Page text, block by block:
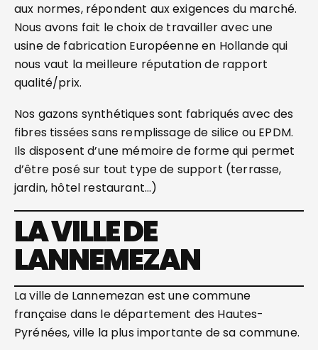
aux normes, répondent aux exigences du marché.
Nous avons fait le choix de travailler avec une
usine de fabrication Européenne en Hollande qui
nous vaut la meilleure réputation de rapport
qualité/prix.
Nos gazons synthétiques sont fabriqués avec des
fibres tissées sans remplissage de silice ou EPDM.
Ils disposent d’une mémoire de forme qui permet
d’être posé sur tout type de support (terrasse,
jardin, hôtel restaurant…)
LA VILLE DE
LANNEMEZAN
La ville de Lannemezan est une commune
française dans le département des Hautes-
Pyrénées, ville la plus importante de sa commune.